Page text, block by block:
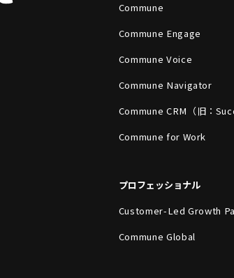
Commune
Commune Engage
Commune Voice
Commune Navigator
Commune CRM（旧：
Commune for Work
プロフェッショナル
Customer-Led Growth
Commune Global